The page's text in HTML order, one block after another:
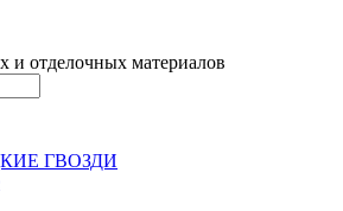
и отделочных материалов
ГВОЗДИ